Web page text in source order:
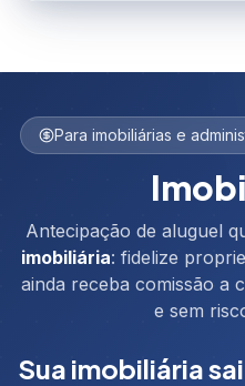
Para imobiliárias e
Antecipação de aluguel
imobiliária: fidelize
ainda receba comissão a
e sem
Sua imobiliária